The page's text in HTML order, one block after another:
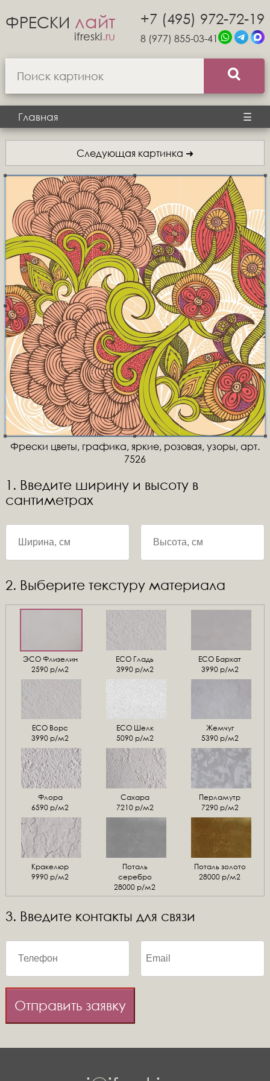
ФРЕСКИ лайт
ifreski.ru
+7 (495) 972-72-19
8 (977) 855-03-41
Главная ☰
Следующая картинка ➜
Фрески цветы, графика, яркие, розовая, узоры, арт.
7526
1. Введите ширину и высоту в
сантиметрах
2. Выберите текстуру материала
ЭСО Флизелин
2590 р/м2
ЕСО Гладь
3990 р/м2
ECO Бархат
3990 р/м2
ЕСО Ворс
3990 р/м2
ЕСО Шелк
5090 р/м2
Жемчуг
5390 р/м2
Флора
6590 р/м2
Сахара
7210 р/м2
Перламутр
7290 р/м2
Кракелюр
9990 р/м2
Поталь
серебро
28000 р/м2
Поталь золото
28000 р/м2
3. Введите контакты для связи
Отправить заявку